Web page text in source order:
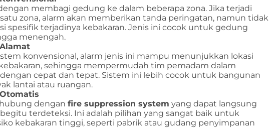
membagi gedung ke dalam beberapa zona. Jika terjadi
zona, alarm akan memberikan tanda peringatan, namun tidak
spesifik terjadinya kebakaran. Jenis ini cocok untuk gedung
menengah.
konvensional, alarm jenis ini mampu menunjukkan lokasi
sehingga mempermudah tim pemadam dalam
cepat dan tepat. Sistem ini lebih cocok untuk bangunan
lantai atau ruangan.
dengan fire suppression system yang dapat langsung
terdeteksi. Ini adalah pilihan yang sangat baik untuk
kebakaran tinggi, seperti pabrik atau gudang penyimpanan